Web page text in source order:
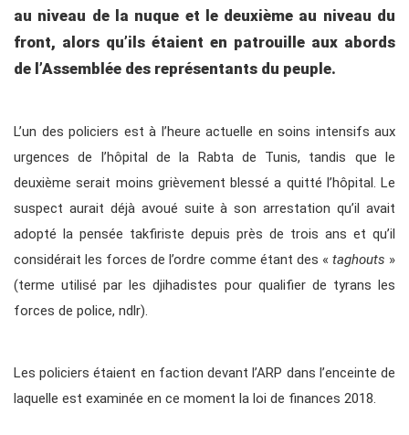
au niveau de la nuque et le deuxième au niveau du
front, alors qu’ils étaient en patrouille aux abords
de l’Assemblée des représentants du peuple.
L’un des policiers est à l’heure actuelle en soins intensifs aux
urgences de l’hôpital de la Rabta de Tunis, tandis que le
deuxième serait moins grièvement blessé a quitté l’hôpital. Le
suspect aurait déjà avoué suite à son arrestation qu’il avait
adopté la pensée takfiriste depuis près de trois ans et qu’il
considérait les forces de l’ordre comme étant des « taghouts »
(terme utilisé par les djihadistes pour qualifier de tyrans les
forces de police, ndlr).
Les policiers étaient en faction devant l’ARP dans l’enceinte de
laquelle est examinée en ce moment la loi de finances 2018.